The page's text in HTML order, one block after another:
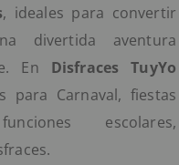
, ideales para convertir
divertida aventura
En Disfraces TuyYo
para Carnaval, fiestas
escolares,